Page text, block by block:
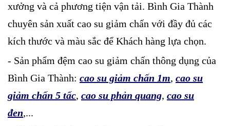
xưởng và cả phương tiện vận tải. Bình Gia Thành
chuyên sản xuất cao su giảm chấn với đầy đủ các
kích thước và màu sắc để Khách hàng lựa chọn.
- Sản phẩm đệm cao su giảm chấn thông dụng của
Bình Gia Thành: cao su giảm chấn 1m, cao su
giảm chấn 5 tấc, cao su phản quang, cao su
đen,...